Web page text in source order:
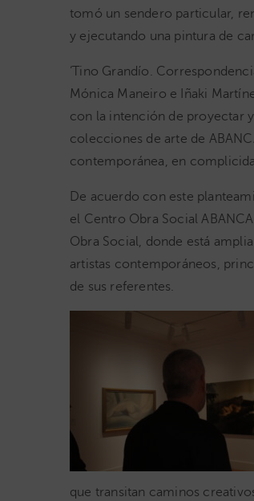
tomó un sendero particular,
y ejecutando una pintura de
‘Tino Grandío.
Mónica Maneiro e Iñaki
con la intención de proyectar
colecciones de arte de
contemporánea, en
De acuerdo con este
el Centro Obra Social
Obra Social, donde está
artistas contemporáneos,
de sus referentes.
que transitan caminos